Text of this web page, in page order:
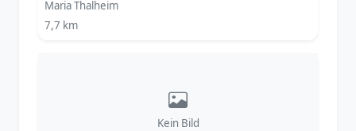
Maria Thalheim
7,7 km
Kein Bild